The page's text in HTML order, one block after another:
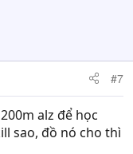
#7
alz để học
sao, đồ nó cho thì